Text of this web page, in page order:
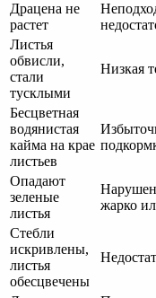
Драцена не
растет
Листья
обвисли,
стали
тусклыми
Низкая
Бесцветная
водянистая
кайма на крае
листьев
Опадают
зеленые
листья
жарко
Стебли
искривлены,
листья
обесцвечены